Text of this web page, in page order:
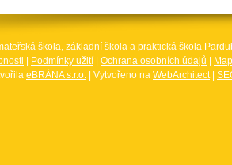
škola, základní škola a praktická škola
Podmínky užití Ochrana osobních údajů
eBRÁNA s.r.o. | Vytvořeno na WebArchitect|